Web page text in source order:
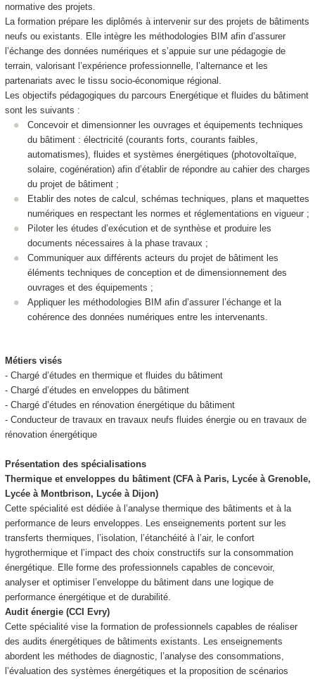
normative des projets.
La formation prépare les diplômés à intervenir sur des projets de bâtiments
neufs ou existants. Elle intègre les méthodologies BIM afin d’assurer
l’échange des données numériques et s’appuie sur une pédagogie de
terrain, valorisant l’expérience professionnelle, l’alternanceet les
partenariats avec le tissu socio-économique régional.
Les objectifs pédagogiques du parcours Energétique et fluides du bâtiment
sont les suivants :
Concevoir et dimensionner les ouvrages et équipements techniques
du bâtiment : électricité (courants forts, courants faibles,
automatismes), fluides et systèmes énergétiques (photovoltaïque,
solaire, cogénération) afin d’établir de répondre au cahier des charges
du projet de bâtiment ;
Etablir des notes de calcul, schémas techniques, plans et maquettes
numériques en respectant les normes et réglementations en vigueur ;
Piloter les études d’exécution et de synthèse et produire les
documents nécessaires à la phase travaux ;
Communiquer aux différents acteurs du projet de bâtiment les
éléments techniques de conception et de dimensionnement des
ouvrages et des équipements ;
Appliquer les méthodologies BIM afin d’assurer l’échange et la
cohérence des données numériques entre les intervenants.
Métiers visés
- Chargé d’études en thermique et fluides du bâtiment
- Chargé d’études en enveloppes du bâtiment
- Chargé d’études en rénovation énergétique du bâtiment
- Conducteur de travaux en travaux neufs fluides énergie ou en travaux de
rénovation énergétique
Présentation des spécialisations
Thermique et enveloppes du bâtiment (CFA à Paris, Lycée à Grenoble,
Lycée à Montbrison, Lycée à Dijon)
Cette spécialité est dédiée à l’analyse thermique des bâtiments et à la
performance de leurs enveloppes. Les enseignements portent sur les
transferts thermiques, l’isolation, l’étanchéité à l’air, le confort
hygrothermique et l’impact des choix constructifs sur la consommation
énergétique. Elle forme des professionnels capables de concevoir,
analyser et optimiser l’enveloppe du bâtiment dans une logique de
performance énergétique et de durabilité.
Audit énergie (CCI Evry)
Cette spécialité vise la formation de professionnels capables de réaliser
des audits énergétiques de bâtiments existants. Les enseignements
abordent les méthodes de diagnostic, l’analyse des consommations,
l’évaluation des systèmes énergétiques et la proposition de scénarios